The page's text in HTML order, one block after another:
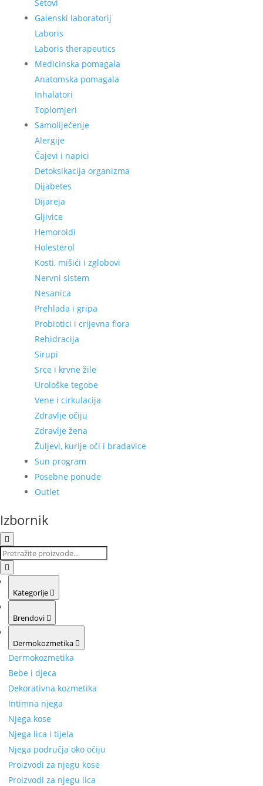
Setovi
Galenski laboratorij
Laboris
Laboris therapeutics
Medicinska pomagala
Anatomska pomagala
Inhalatori
Toplomjeri
Samoliječenje
Alergije
Čajevi i napici
Detoksikacija organizma
Dijabetes
Dijareja
Gljivice
Hemoroidi
Holesterol
Kosti, mišići i zglobovi
Nervni sistem
Nesanica
Prehlada i gripa
Probiotici i crijevna flora
Rehidracija
Sirupi
Srce i krvne žile
Urološke tegobe
Vene i cirkulacija
Zdravlje očiju
Zdravlje žena
Žuljevi, kurije oči i bradavice
Sun program
Posebne ponude
Outlet
Izbornik
Kategorije
Brendovi
Dermokozmetika
Dermokozmetika
Bebe i djeca
Dekorativna kozmetika
Intimna njega
Njega kose
Njega lica i tijela
Njega područja oko očiju
Proizvodi za njegu kose
Proizvodi za njegu lica